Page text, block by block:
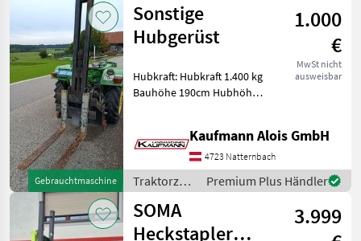
Gebrauchtmaschine
Sonstige
Hubgerüst
1.000
€
MwSt nicht
ausweisbar
Hubkraft: Hubkraft 1.400 kg
Bauhöhe 190cm Hubhöhe
mechanisch verstellbar Die
Fa. Kaufmann zeigt Ihnen
die Mas
Kaufmann Alois GmbH
4723 Natternbach
Traktorzubehör
/ Sonstige
Premium Plus Händler
SOMA
Heckstapler
3.999